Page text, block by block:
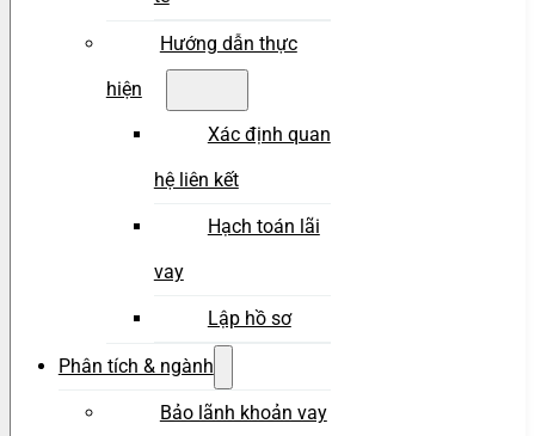
Hướng dẫn thực
hiện
Xác định quan
hệ liên kết
Hạch toán lãi
vay
Lập hồ sơ
Phân tích & ngành
Bảo lãnh khoản vay